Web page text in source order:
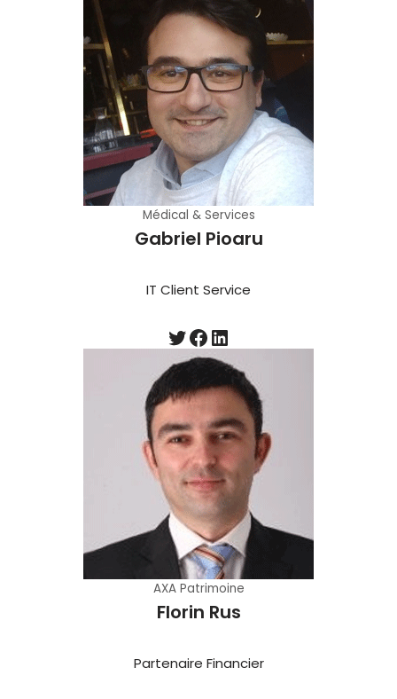
Médical & Services
Gabriel Pioaru
IT Client Service
AXA Patrimoine
Florin Rus
Partenaire Financier